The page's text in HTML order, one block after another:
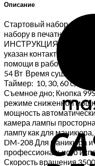
Описание
Стартовый набор для
набору в печатном
ИНСТРУКЦИЯ по
указан контактный
помощи в работе.1.
54 Вт Время сушки геля
Таймер: 10, 30, 60 с,
Съемное дно; Кнопка
режиме сниженной
мощность
камера лампы
лампу как для
DM-208 Для маникюра
профессионального
Скорость вращения